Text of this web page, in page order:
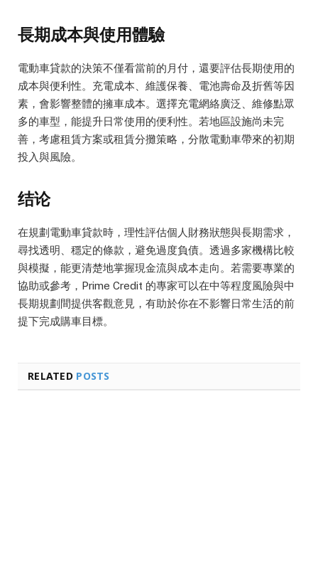
長期成本與使用體驗
電動車貸款的決策不僅看當前的月付，還要評估長期使用的
成本與便利性。充電成本、維護保養、電池壽命及折舊等因
素，會影響整體的擁車成本。選擇充電網絡廣泛、維修點眾
多的車型，能提升日常使用的便利性。若地區設施尚未完
善，考慮租賃方案或租賃分攤策略，分散電動車帶來的初期
投入與風險。
结论
在規劃電動車貸款時，理性評估個人財務狀態與長期需求，
尋找透明、穩定的條款，避免過度負債。透過多家機構比較
與模擬，能更清楚地掌握現金流與成本走向。若需要專業的
協助或參考，Prime Credit 的專家可以在中等程度風險與中
長期規劃間提供客觀意見，有助於你在不影響日常生活的前
提下完成購車目標。
RELATED POSTS